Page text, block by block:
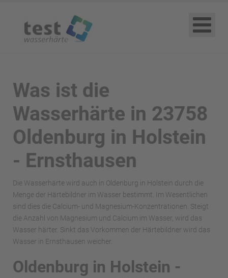
Was ist die
Wasserhärte in 23758
Oldenburg in Holstein
- Ernsthausen
Die Wasserhärte wird auch in Oldenburg in Holstein durch die
Menge der Härtebildner im Wasser bestimmt. Im Wesentlichen
sind dies die Calcium- und Magnesium-Konzentrationen. Steigt
die Anzahl von Magnesium und Calcium im Wasser, wird das
Wasser härter. Sinkt das Vorkommen der Härtebildner wird das
Wasser in Ernsthausen weicher.
Oldenburg in Holstein -